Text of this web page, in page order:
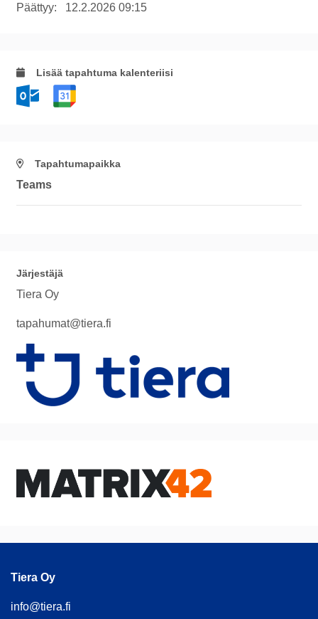
Päättyy: 12.2.2026 09:15
Lisää tapahtuma kalenteriisi
Tapahtumapaikka
Teams
Järjestäjä
Tiera Oy
tapahumat@tiera.fi
Tiera Oy
info@tiera.fi